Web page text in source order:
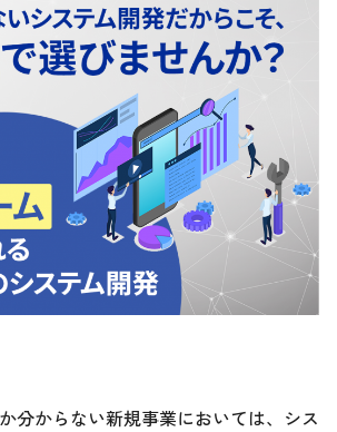
分からない新規事業においては、シス